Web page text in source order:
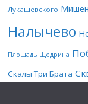
Лукашевского
Налычево
Площадь Щедрина
Скалы Три Брата